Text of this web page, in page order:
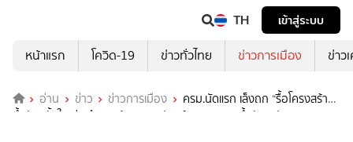
TH
เข้าสู่ระบบ
หน้าแรก
โควิด-19 ข่าวทั่วไทย ข่าวการเมือง ข่าว
อ่าน ข่าว ข่าวการเมือง
ครม.นัดแรก เล็งถก “รื้อโครงสร้าง
น้ำมันครั้งใหญ่” ดึงฐานข้อมูล “พิพัฒน์” พลิกราคาน้ำมัน หวังลดภาระ